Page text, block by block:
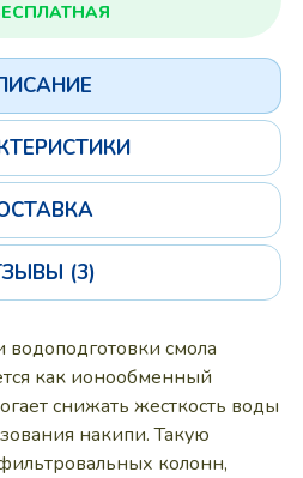
(3)
водоподготовки смола
как ионообменный
снижать жесткость воды
накипи. Такую
колонн,